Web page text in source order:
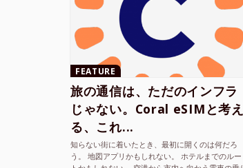
FEATURE
旅の通信は、ただのインフラ
じゃない。Coral eSIMと考え
る、これ...
知らない街に着いたとき、最初に開くのは何だろ
う。 地図アプリかもしれない。 ホテルまでのルー
トかもしれない。 空港から市内へ向かう電車の乗り
方かもしれない。 あるいは、ひとまず音楽を流し
て、その街の空...2026.5.31 sn22000